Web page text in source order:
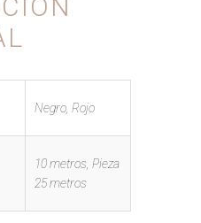
Negro, Rojo
10 metros, Pieza
25 metros